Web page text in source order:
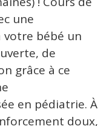
une
votre bébé un
de
grâce à ce
en pédiatrie. À
doux,